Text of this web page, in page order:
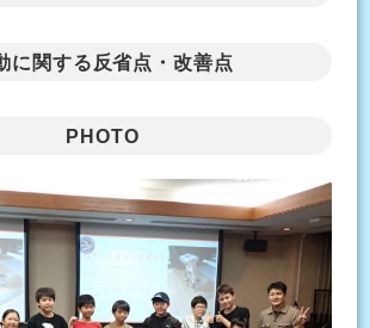
に関する反省点・改善点
PHOTO